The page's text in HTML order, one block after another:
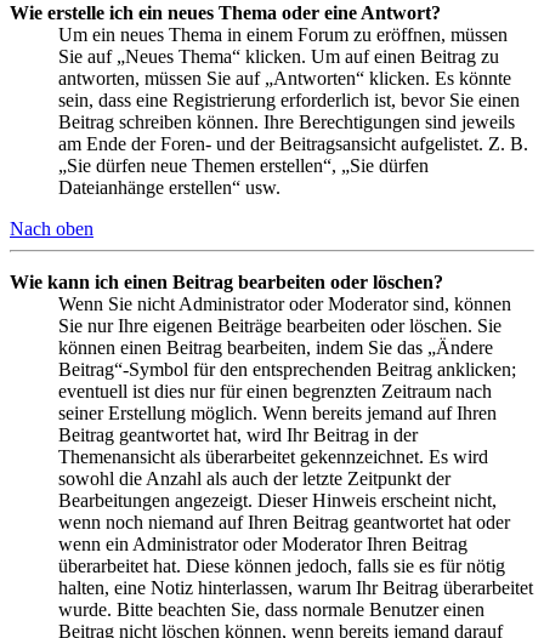
Wie erstelle ich ein neues Thema oder eine Antwort?
Um ein neues Thema in einem Forum zu eröffnen, müssen
Sie auf „Neues Thema“ klicken. Um auf einen Beitrag zu
antworten, müssen Sie auf „Antworten“ klicken. Es könnte
sein, dass eine Registrierung erforderlich ist, bevor Sie einen
Beitrag schreiben können. Ihre Berechtigungen sind jeweils
am Ende der Foren- und der Beitragsansicht aufgelistet. Z. B.
„Sie dürfen neue Themen erstellen“, „Sie dürfen
Dateianhänge erstellen“ usw.
Nach oben
Wie kann ich einen Beitrag bearbeiten oder löschen?
Wenn Sie nicht Administrator oder Moderator sind, können
Sie nur Ihre eigenen Beiträge bearbeiten oder löschen. Sie
können einen Beitrag bearbeiten, indem Sie das „Ändere
Beitrag“-Symbol für den entsprechenden Beitrag anklicken;
eventuell ist dies nur für einen begrenzten Zeitraum nach
seiner Erstellung möglich. Wenn bereits jemand auf Ihren
Beitrag geantwortet hat, wird Ihr Beitrag in der
Themenansicht als überarbeitet gekennzeichnet. Es wird
sowohl die Anzahl als auch der letzte Zeitpunkt der
Bearbeitungen angezeigt. Dieser Hinweis erscheint nicht,
wenn noch niemand auf Ihren Beitrag geantwortet hat oder
wenn ein Administrator oder Moderator Ihren Beitrag
überarbeitet hat. Diese können jedoch, falls sie es für nötig
halten, eine Notiz hinterlassen, warum Ihr Beitrag überarbeitet
wurde. Bitte beachten Sie, dass normale Benutzer einen
Beitrag nicht löschen können, wenn bereits jemand darauf